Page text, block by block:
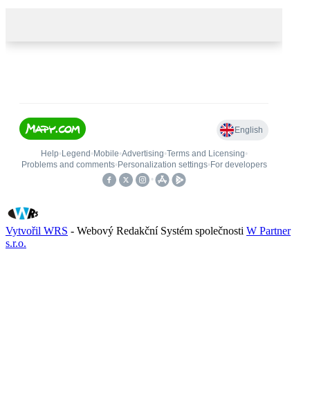
Vytvořil WRS - Webový Redakční Systém společnosti W Partner
s.r.o.